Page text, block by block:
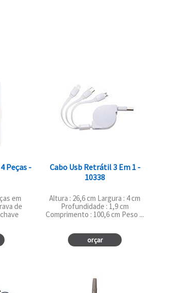
Peças -
em
de
Cabo Usb Retrátil 3 Em 1 -
10338
Altura : 26,6 cm Largura : 4 cm
Profundidade : 1,9 cm
Comprimento : 100,6 cm Peso ...
orçar